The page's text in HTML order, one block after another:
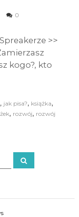
0
>>
kogo?, kto
, jak pisa?, książka,
, rozwój, rozwój
S
e